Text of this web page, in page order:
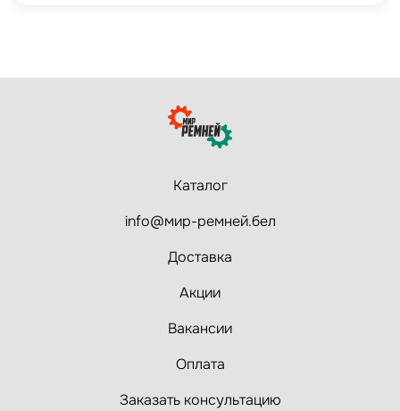
Каталог
info@мир-ремней.бел
Доставка
Акции
Вакансии
Оплата
Заказать консультацию